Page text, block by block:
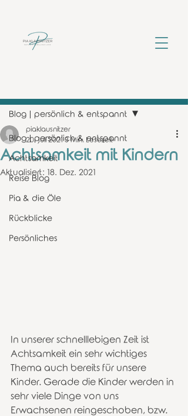
Blog | persönlich & entspannt
Achtsamkeit
Reise Blog
Pia & die Öle
Rückblicke
Persönliches
Blog | persönlich & entspannt
Achtsamkeit mit Kindern
piaklausnitzer
20. Juli 2021 3 Min. Lesezeit
Aktualisiert: 18. Dez. 2021
In unserer schnelllebigen Zeit ist
Achtsamkeit ein sehr wichtiges
Thema auch bereits für unsere
Kinder. Gerade die Kinder werden in
sehr viele Dinge von uns
Erwachsenen reingeschoben, bzw.